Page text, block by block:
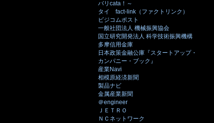
バリcata！～
タイ fact-link（ファクトリンク）
ビジコムポスト
一般社団法人 機械振興協会
国立研究開発法人 科学技術振興機構
多摩信用金庫
日本政策金融公庫『スタートアップ・
カンパニー・ブック』
産業Navi
相模原経済新聞
製品ナビ
金属産業新聞
＠engineer
ＪＥＴＲＯ
ＮＣネットワーク